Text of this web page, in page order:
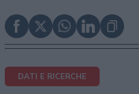
DATI E RICERCHE